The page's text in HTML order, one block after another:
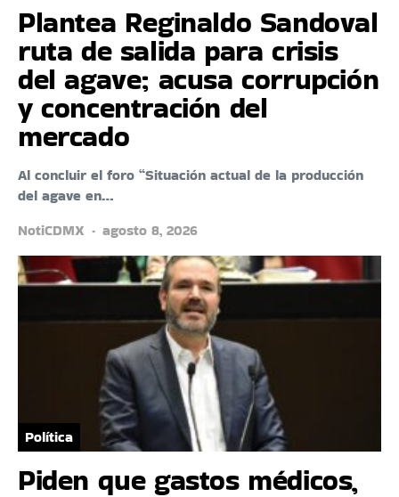
Plantea Reginaldo Sandoval
ruta de salida para crisis
del agave; acusa corrupción
y concentración del
mercado
Al concluir el foro “Situación actual de la producción
del agave en…
NotiCDMX
agosto 8, 2026
Política
Piden que gastos médicos,